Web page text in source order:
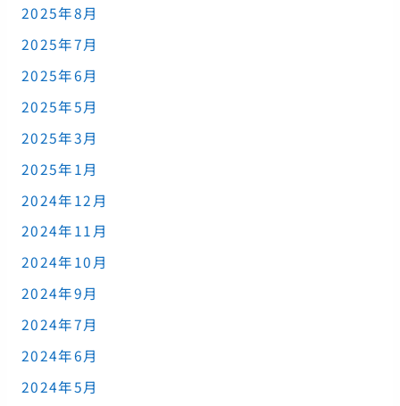
2025年8月
2025年7月
2025年6月
2025年5月
2025年3月
2025年1月
2024年12月
2024年11月
2024年10月
2024年9月
2024年7月
2024年6月
2024年5月